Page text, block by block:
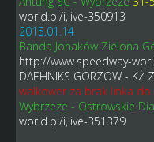
world.pl/i,live-350913
2015.01.14
Banda Jonaków Zielona
http://www.speedway-
DAEHNIKS GORZOW -
walkower za brak linka do
Wybrzeze - Ostrowskie
world.pl/i,live-351379